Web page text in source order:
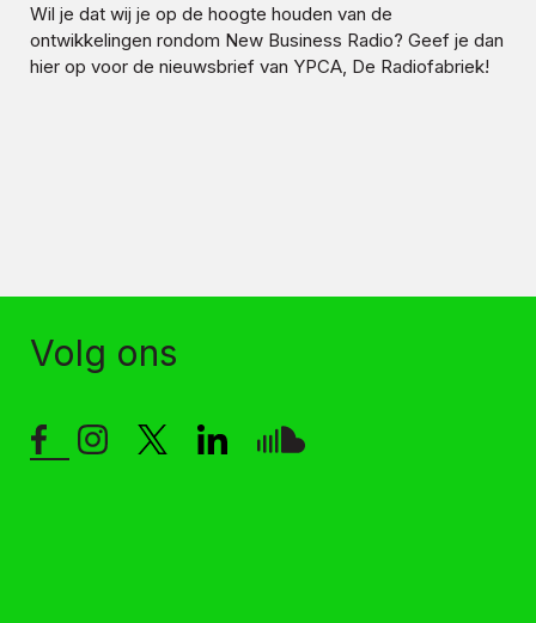
Wil je dat wij je op de hoogte houden van de
ontwikkelingen rondom New Business Radio? Geef je dan
hier op voor de nieuwsbrief van YPCA, De Radiofabriek!
Volg ons